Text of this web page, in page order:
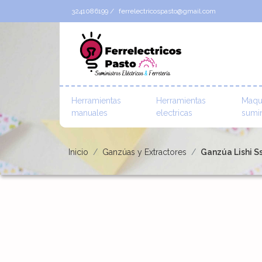
3241086199 / ferrelectricospasto@gmail.com
Herramientas
manuales
Herramientas
electricas
Inicio Ganzúas y Extractores Ganzúa Lishi